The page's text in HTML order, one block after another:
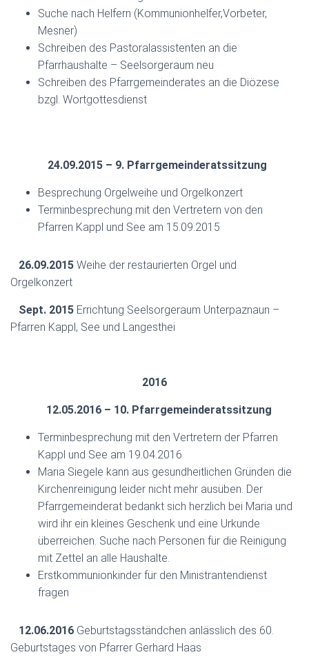
Suche nach Helfern (Kommunionhelfer,Vorbeter,
Mesner)
Schreiben des Pastoralassistenten an die
Pfarrhaushalte – Seelsorgeraum neu
Schreiben des Pfarrgemeinderates an die Diözese
bzgl. Wortgottesdienst
24.09.2015 – 9. Pfarrgemeinderatssitzung
Besprechung Orgelweihe und Orgelkonzert
Terminbesprechung mit den Vertretern von den
Pfarren Kappl und See am 15.09.2015
26.09.2015 Weihe der restaurierten Orgel und
Orgelkonzert
Sept. 2015 Errichtung Seelsorgeraum Unterpaznaun –
Pfarren Kappl, See und Langesthei
2016
12.05.2016 – 10. Pfarrgemeinderatssitzung
Terminbesprechung mit den Vertretern der Pfarren
Kappl und See am 19.04.2016
Maria Siegele kann aus gesundheitlichen Gründen die
Kirchenreinigung leider nicht mehr ausüben. Der
Pfarrgemeinderat bedankt sich herzlich bei Maria und
wird ihr ein kleines Geschenk und eine Urkunde
überreichen. Suche nach Personen für die Reinigung
mit Zettel an alle Haushalte.
Erstkommunionkinder für den Ministrantendienst
fragen
12.06.2016 Geburtstagsständchen anlässlich des 60.
Geburtstages von Pfarrer Gerhard Haas